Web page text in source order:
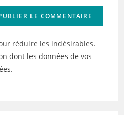
réduire les indésirables.
dont les données de vos
.